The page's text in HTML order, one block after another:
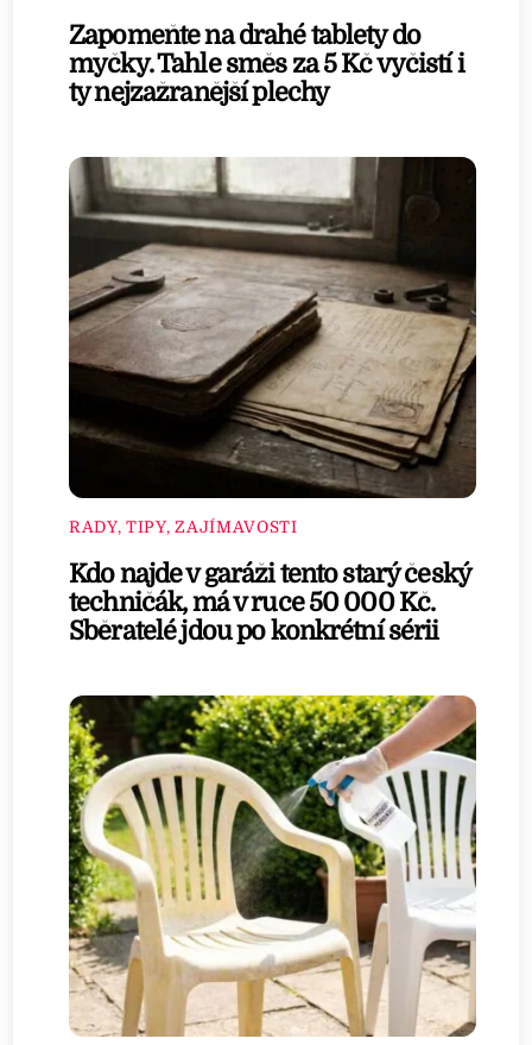
Zapomeňte na drahé tablety do
myčky. Tahle směs za 5 Kč vyčistí i
ty nejzažranější plechy
RADY, TIPY, ZAJÍMAVOSTI
Kdo najde v garáži tento starý český
techničák, má v ruce 50 000 Kč.
Sběratelé jdou po konkrétní sérii